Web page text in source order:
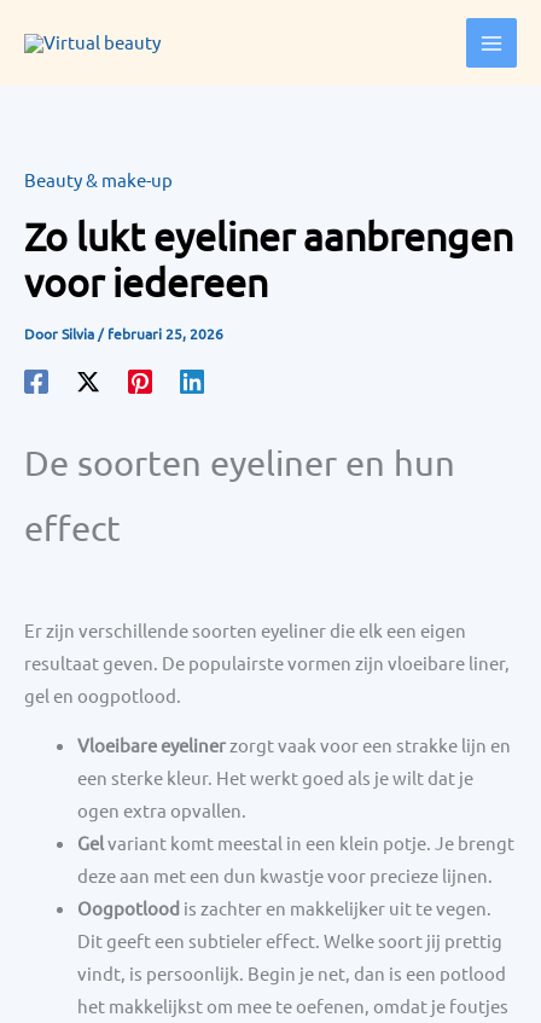
naar
Beauty & make-up
Zo lukt eyeliner aanbrengen
voor iedereen
DoorSilvia/februari 25, 2026
De soorten eyeliner en hun
effect
Er zijn verschillende soorten eyeliner die elk een eigen
resultaat geven. De populairste vormen zijn vloeibare liner,
gel en oogpotlood.
Vloeibare eyelinerzorgt vaak voor een strakke lijn en
een sterke kleur. Het werkt goed als je wilt dat je
ogen extra opvallen.
Gelvariant komt meestal in een klein potje. Je brengt
deze aan met een dun kwastje voor precieze lijnen.
Oogpotlood is zachter en makkelijker uit te vegen.
Dit geeft een subtieler effect. Welke soort jij prettig
vindt, is persoonlijk. Begin je net, dan is een potlood
het makkelijkst om mee te oefenen, omdat je foutjes